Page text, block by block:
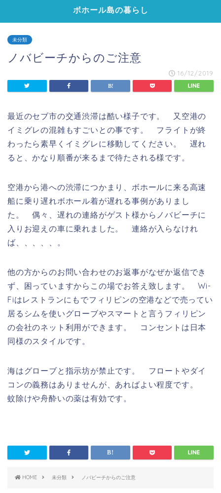
ボホール島の暮らし
未分類
ノバビーチからのご注意
16/12/2019
最近のセブ市の交通渋滞は酷い様子です。 又空港の
イミグレの混雑もすごいとの事です。 フライトが終
わったら素早くイミグレに移動してください。 遅れ
ると、かなり順番が来るまで待たされる様です。
空港から港への渋滞につかまり、ボホールに来る高速
船に乗り遅れボホール着が遅れる事例がありまし
た。 偶々、遅れの連絡がゲスト様からノバビーチに
入りお迎えの車に乗れました。 連絡が入らなけれ
ば、、、、、。
他の方からのお問い合わせのお返事がなぜか返信でき
ず、困っていますからこの場でお答え致します。 Wi-
Fiはレストランにもでフィリピンの空港などで売ってい
居るシムを使いグローブやスマートと言うフィリピン
の会社のネット利用ができます。 コンセントは日本
同様のスタイルです。
海はグローブと指示坊が禁止です。 フロートやダイ
コンの義務はありませんが、あればよい程度です。
蚊除けや舟酔いの薬は有効です。
HOME 未分類 ノバビーチからのご注意